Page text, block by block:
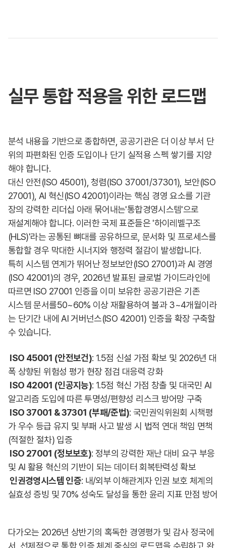
실무 통합 적용을 위한 로드맵
분석 내용을 기반으로 종합하면, 공공기관은 더 이상 부서 단
위의 파편화된 인증 도입이나 단기 실적용 스펙 쌓기를 지양
해야 합니다.
대신 안전(ISO 45001), 청렴(ISO 37001/37301), 보안(ISO
27001), AI 혁신(ISO 42001)이라는 핵심 경영 요소를 기관
장의 강력한 리더십 아래 묶어내는'통합경영시스템'으로
재설계해야 합니다. 이러한 국제 표준들은 '하이레벨구조
(HLS)'라는 공통된 뼈대를 공유하므로, 문서화 및 프로세스를
통합할 경우 막대한 시너지와 행정력 절감이 발생합니다.
특히 시스템 연계가 뛰어난 정보보안(ISO 27001)과 AI 경영
(ISO 42001)의 경우, 2026년 발표된 글로벌 가이드라인에
따르면 ISO 27001 인증을 이미 보유한 공공기관은 기존
시스템 문서를50~60% 이상 재활용하여 불과 3~4개월이라
는 단기간 내에 AI 거버넌스(ISO 42001) 인증을 확장 구축할
수 있습니다.
ISO 45001 (안전보건): 1.5점 신설 가점 확보 및 2026년 대
폭 상향된 위험성 평가 현장 점검 대응력 강화
ISO 42001 (인공지능): 1.5점 혁신 가점 창출 및 대국민 AI
알고리즘 도입에 따른 투명성/편향성 리스크 방어망 구축
ISO 37001 & 37301 (부패/준법): 국민권익위원회 시책평
가 우수 등급 유지 및 부패 사고 발생 시 법적 연대 책임 면책
(적절한 절차) 입증
ISO 27001 (정보보호): 정부의 강력한 재난 대비 요구 부응
및 AI 활용 혁신의 기반이 되는 데이터 회복탄력성 확보
인권경영시스템 인증: 내/외부 이해관계자 인권 보호 체계의
실효성 증빙 및 70% 성숙도 달성을 통한 윤리 지표 만점 방어
다가오는 2026년 상반기의 혹독한 경영평가 및 감사 정국에
서, 선제적으로 통합 인증 체계 중심의 로드맵을 수립하고 완